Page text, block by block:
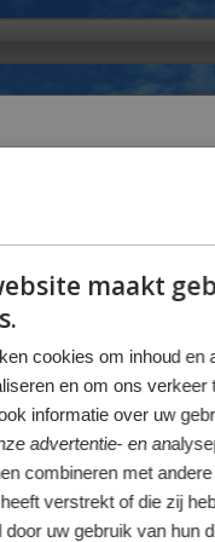
De Uithof!
reserveringssyteem om
Ook kan je in jouw
les hebt en kan je
je in het verleden
kies dan hieronder
van een
account maken.
bij ons gelest?
maakt
cookies om inhoud en
en om ons verkeer
informatie over uw
advertentie- en
combineren met
verstrekt of die zij
uw gebruik van hun